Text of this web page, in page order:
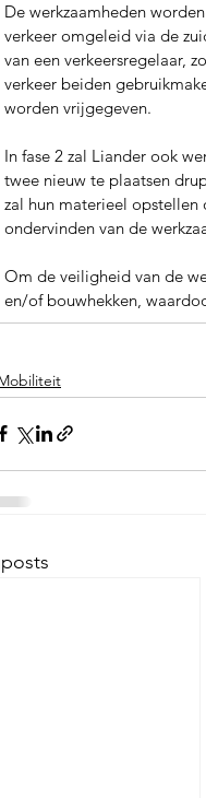
De werkzaamheden
verkeer omgeleid via de
van een verkeersregelaar,
verkeer beiden
worden vrijgegeven.
In fase 2 zal Liander ook
twee nieuw te plaatsen
zal hun materieel opstellen
ondervinden van de
Om de veiligheid van de
en/of bouwhekken,